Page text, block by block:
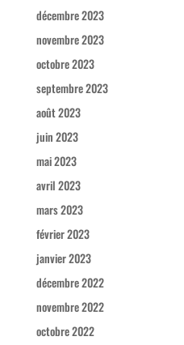
décembre 2023
novembre 2023
octobre 2023
septembre 2023
août 2023
juin 2023
mai 2023
avril 2023
mars 2023
février 2023
janvier 2023
décembre 2022
novembre 2022
octobre 2022